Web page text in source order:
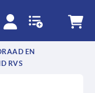
EN
RVS